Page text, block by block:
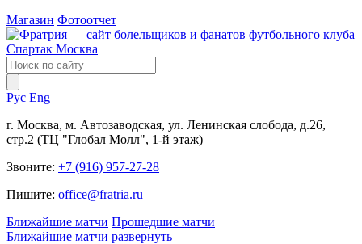
Магазин Фотоотчет
Рус Eng
г. Москва, м. Автозаводская, ул. Ленинская слобода, д.26,
стр.2 (ТЦ "Глобал Молл", 1-й этаж)
Звоните: +7 (916) 957-27-28
Пишите: office@fratria.ru
Ближайшие матчи Прошедшие матчи
Ближайшие матчи развернуть